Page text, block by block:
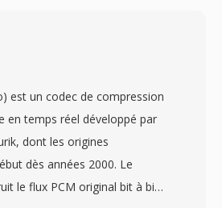
toute surcharge de
dans les flux de travail
professionnel, en particulier
DVD, où les flux vidéo et
multiplexes ensemble dans
est un codec de compression
en temps réel développé par
dont les origines
dès années 2000. Le
le flux PCM original bit à bit